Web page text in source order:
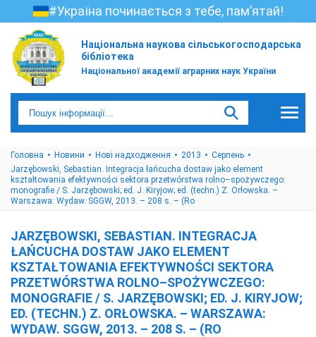
#Україна починається з тебе, пам’ятай!
Національна наукова сільськогосподарська
бібліотека
Національної академії аграрних наук України
Головна Новини Нові надходження 2013
Серпень
Jarzębowski, Sebastian. Integracja łańcucha dostaw jako element
kształtowania efektywności sektora przetwórstwa rolno–spożywczego:
monografie / S. Jarzębowski; ed. J. Kiryjow; ed. (techn.) Z. Orłowska. –
Warszawa: Wydaw. SGGW, 2013. – 208 s. – (Ro
JARZĘBOWSKI, SEBASTIAN. INTEGRACJA
ŁAŃCUCHA DOSTAW JAKO ELEMENT
KSZTAŁTOWANIA EFEKTYWNOŚCI SEKTORA
PRZETWÓRSTWA ROLNO–SPOŻYWCZEGO:
MONOGRAFIE / S. JARZĘBOWSKI; ED. J. KIRYJOW;
ED. (TECHN.) Z. ORŁOWSKA. – WARSZAWA:
WYDAW. SGGW, 2013. – 208 S. – (RO